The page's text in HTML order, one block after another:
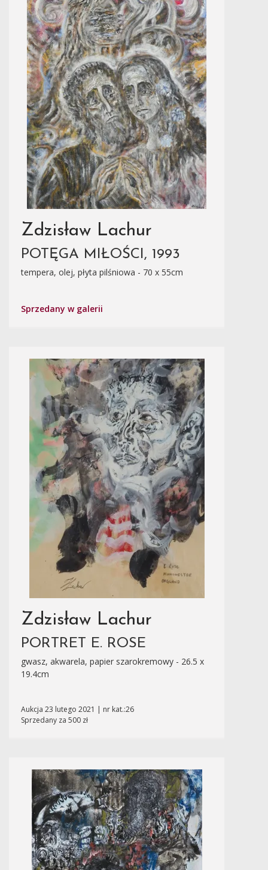
Zdzisław Lachur
POTĘGA MIŁOŚCI, 1993
tempera, olej, płyta pilśniowa - 70 x 55cm
Sprzedany w galerii
Zdzisław Lachur
PORTRET E. ROSE
gwasz, akwarela, papier szarokremowy - 26.5 x
19.4cm
Aukcja 23 lutego 2021 | nr kat.:26
Sprzedany za 500 zł